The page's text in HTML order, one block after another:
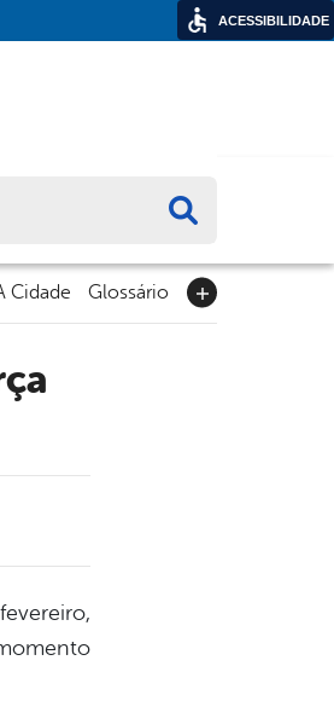
Cidade Glossário
,
ACESSIBILIDADE